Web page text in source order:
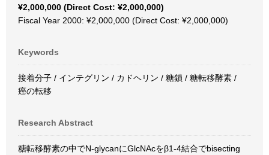
¥2,000,000 (Direct Cost: ¥2,000,000)
Fiscal Year 2000: ¥2,000,000 (Direct Cost: ¥2,000,000)
Keywords
接着分子 / インテグリン / カドヘリン / 糖鎖 / 糖転移酵素 /
癌の転移
Research Abstract
糖転移酵素の中でN-glycanにGlcNAcをβ1-4結合でbisecting